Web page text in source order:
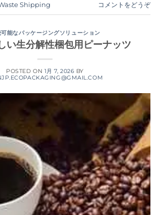
Shipping コメントをどうぞ
能なパッケージングソリューション
い生分解性梱包用ピーナッツ
POSTED ON 1月 7, 2026 BY